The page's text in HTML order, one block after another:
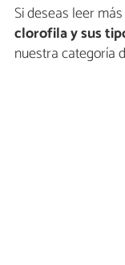
Si deseas leer
clorofila y sus
nuestra categoría